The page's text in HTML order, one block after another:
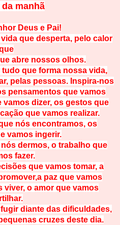
manhã
Deus e Pai!
que desperta, pelo calor
abre nossos olhos.
que forma nossa vida,
pelas pessoas. Inspira-nos
pensamentos que vamos
vamos dizer, os gestos que
que vamos realizar.
nós encontramos, os
vamos ingerir.
dermos, o trabalho que
fazer.
que vamos tomar, a
paz que vamos
viver, o amor que vamos
diante das dificuldades,
cruzes deste dia.